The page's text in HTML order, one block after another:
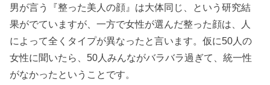
男が言う『整った美人の顔』は大体同じ、という研究結
果がでていますが、一方で女性が選んだ整った顔は、人
によって全くタイプが異なったと言います。仮に50人の
女性に聞いたら、50人みんながバラバラ過ぎて、統一性
がなかったということです。